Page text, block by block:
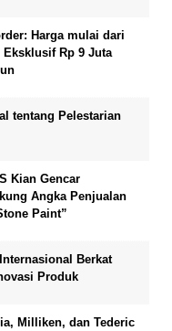
Harga mulai dari
Rp 9 Juta
tentang Pelestarian
Kian Gencar
Angka Penjualan
Paint”
Berkat
Produk
Milliken, dan Tederic